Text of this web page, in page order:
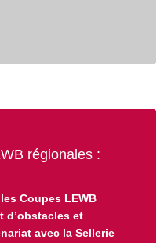
régionales :
Coupes LEWB
d’obstacles et
avec la Sellerie